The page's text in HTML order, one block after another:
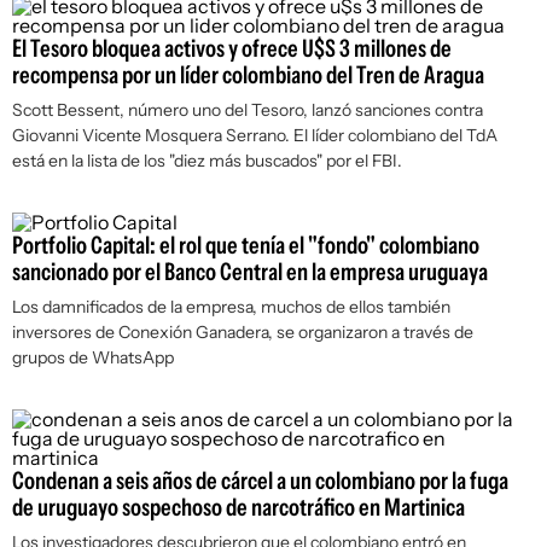
El Tesoro bloquea activos y ofrece U$S 3 millones de
recompensa por un líder colombiano del Tren de Aragua
Scott Bessent, número uno del Tesoro, lanzó sanciones contra
Giovanni Vicente Mosquera Serrano. El líder colombiano del TdA
está en la lista de los "diez más buscados" por el FBI.
Portfolio Capital: el rol que tenía el "fondo" colombiano
sancionado por el Banco Central en la empresa uruguaya
Los damnificados de la empresa, muchos de ellos también
inversores de Conexión Ganadera, se organizaron a través de
grupos de WhatsApp
Condenan a seis años de cárcel a un colombiano por la fuga
de uruguayo sospechoso de narcotráfico en Martinica
Los investigadores descubrieron que el colombiano entró en